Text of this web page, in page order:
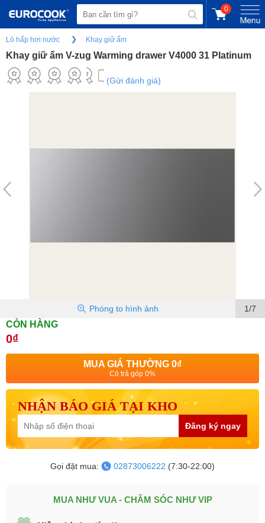
0
Lò hấp hơi nước Khay giữ ấm
Khay giữ ấm V-zug Warming drawer V4000 31 Platinum
(Gửi đánh giá)
1/7
Phóng to hình ảnh
CÒN HÀNG
0₫
MUA GIÁ THƯỜNG 0₫
Có trả góp 0%
NHẬN BÁO GIÁ TẠI KHO
Đăng ký ngay
Gọi đặt mua: 02873006222 (7:30-22:00)
MUA NHƯ VUA - CHĂM SÓC NHƯ VIP